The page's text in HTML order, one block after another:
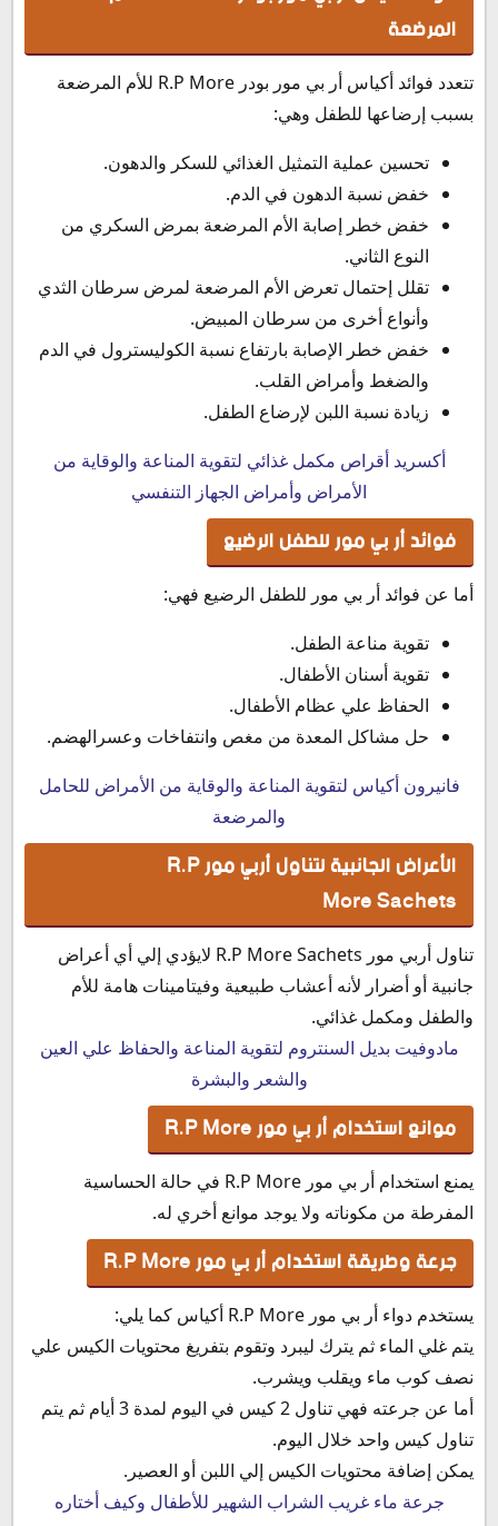
المرضعة
تتعدد فوائد أكياس أر بي مور بودر R.P More للأم المرضعة
بسبب إرضاعها للطفل وهي:
تحسين عملية التمثيل الغذائي للسكر والدهون.
خفض نسبة الدهون في الدم.
خفض خطر إصابة الأم المرضعة بمرض السكري من
النوع الثاني.
تقلل إحتمال تعرض الأم المرضعة لمرض سرطان الثدي
وأنواع أخرى من سرطان المبيض.
خفض خطر الإصابة بارتفاع نسبة الكوليسترول في الدم
والضغط وأمراض القلب.
زيادة نسبة اللبن لإرضاع الطفل.
أكسريد أقراص مكمل غذائي لتقوية المناعة والوقاية من
الأمراض وأمراض الجهاز التنفسي
فوائد أر بي مور للطفل الرضيع
أما عن فوائد أر بي مور للطفل الرضيع فهي:
تقوية مناعة الطفل.
تقوية أسنان الأطفال.
الحفاظ علي عظام الأطفال.
حل مشاكل المعدة من مغص وانتفاخات وعسرالهضم.
فانيرون أكياس لتقوية المناعة والوقاية من الأمراض للحامل
والمرضعة
الأعراض الجانبية لتناول أربي مور R.P
More Sachets
تناول أربي مور R.P More Sachets لايؤدي إلي أي أعراض
جانبية أو أضرار لأنه أعشاب طبيعية وفيتامينات هامة للأم
والطفل ومكمل غذائي.
مادوفيت بديل السنتروم لتقوية المناعة والحفاظ علي العين
والشعر والبشرة
موانع استخدام أر بي مور R.P More
يمنع استخدام أر بي مور R.P More في حالة الحساسية
المفرطة من مكوناته ولا يوجد موانع أخري له.
جرعة وطريقة استخدام أر بي مور R.P More
يستخدم دواء أر بي مور R.P More أكياس كما يلي:
يتم غلي الماء ثم يترك ليبرد وتقوم بتفريغ محتويات الكيس علي
نصف كوب ماء ويقلب ويشرب.
أما عن جرعته فهي تناول 2 كيس في اليوم لمدة 3 أيام ثم يتم
تناول كيس واحد خلال اليوم.
يمكن إضافة محتويات الكيس إلي اللبن أو العصير.
جرعة ماء غريب الشراب الشهير للأطفال وكيف أختاره